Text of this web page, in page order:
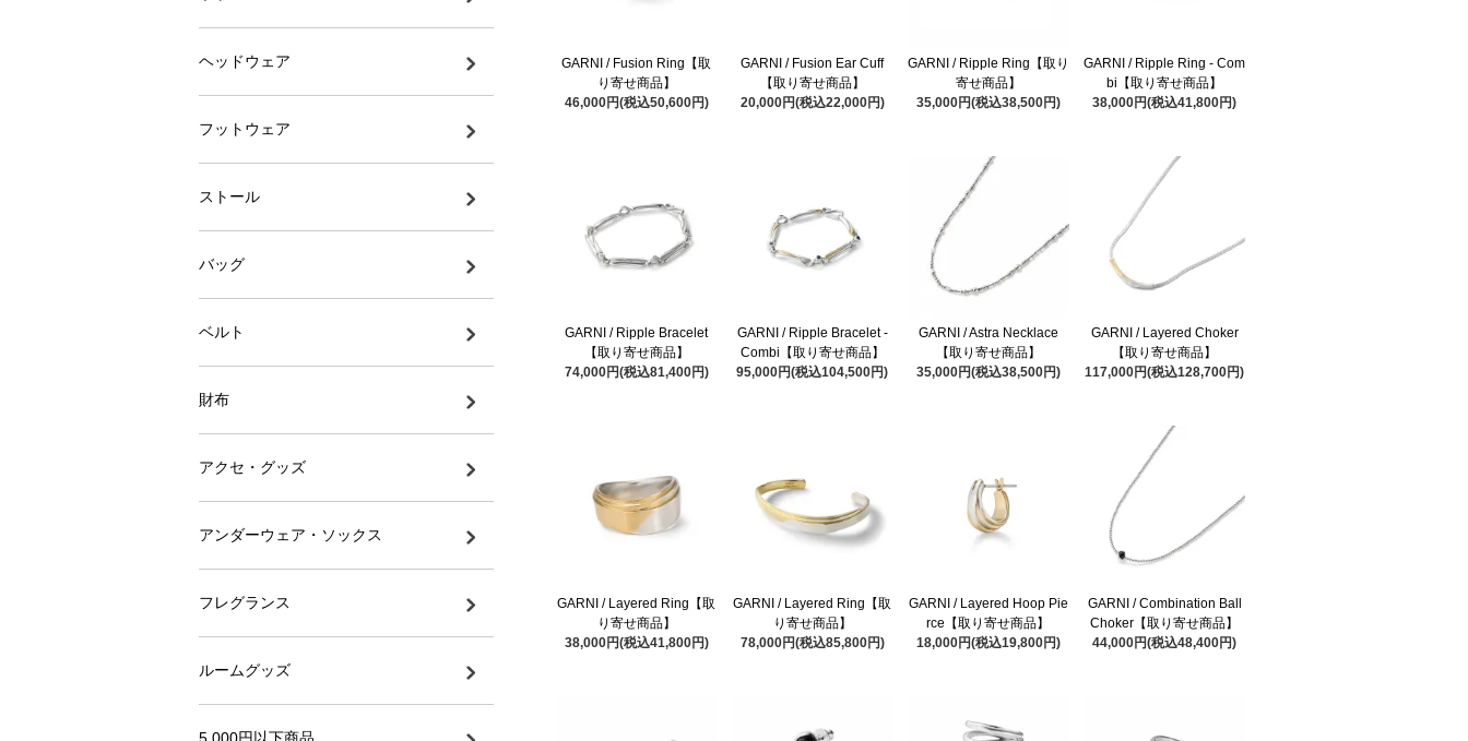
GARNI / Fusion Ring【取
り寄せ商品】
46,000円(税込50,600円)
GARNI / Fusion Ear Cuff
【取り寄せ商品】
20,000円(税込22,000円)
GARNI / Ripple Ring【取り
寄せ商品】
35,000円(税込38,500円)
GARNI / Ripple Ring - Com
bi【取り寄せ商品】
38,000円(税込41,800円)
GARNI / Ripple Bracelet
【取り寄せ商品】
74,000円(税込81,400円)
GARNI / Ripple Bracelet -
Combi【取り寄せ商品】
95,000円(税込104,500円)
GARNI / Astra Necklace
【取り寄せ商品】
35,000円(税込38,500円)
GARNI / Layered Choker
【取り寄せ商品】
117,000円(税込128,700円)
GARNI / Layered Ring【取
り寄せ商品】
38,000円(税込41,800円)
GARNI / Layered Ring【取
り寄せ商品】
78,000円(税込85,800円)
GARNI / Layered Hoop Pie
rce【取り寄せ商品】
18,000円(税込19,800円)
GARNI / Combination Ball
Choker【取り寄せ商品】
44,000円(税込48,400円)
ヘッドウェア
フットウェア
ストール
バッグ
ベルト
財布
アクセ・グッズ
アンダーウェア・ソックス
フレグランス
ルームグッズ